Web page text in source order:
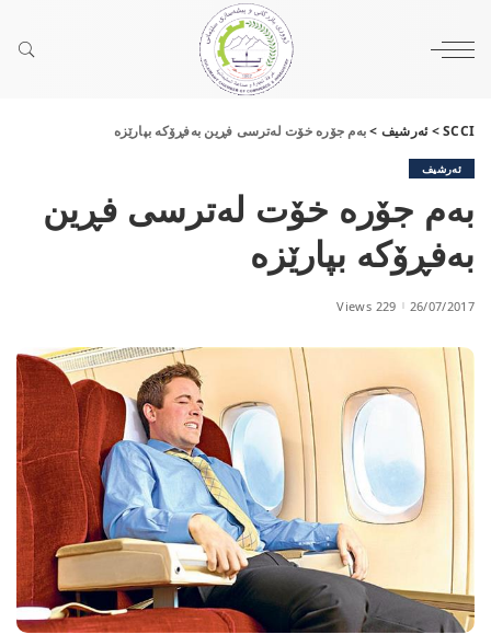
SCCI
>ئەرشیف >بەم جۆرە خۆت لەترسی فڕین بەفڕۆکە بپارێزە
ئەرشیف
بەم جۆرە خۆت لەترسی فڕین
بەفڕۆکە بپارێزە
26/07/2017
229 Views